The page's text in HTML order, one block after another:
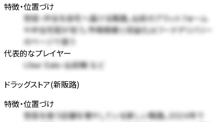
特徴・位置づけ
惣菜・弁当を自宅へ届ける販路。出前のプラットフォーム
や弁当宅配が担う。市場規模と収益化はフードデリバリー
のページで扱う
代表的なプレイヤー
Uber Eats・出前館 など
ドラッグストア(新販路)
特徴・位置づけ
惣菜を扱う店舗を増やしている新しい販路。2024年で